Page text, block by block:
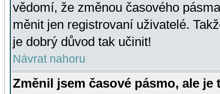
vědomí, že změnou časového
měnit jen registrovaní uživatelé.
je dobrý důvod tak učinit!
Návrat nahoru
Změnil jsem časové pásmo, ale je